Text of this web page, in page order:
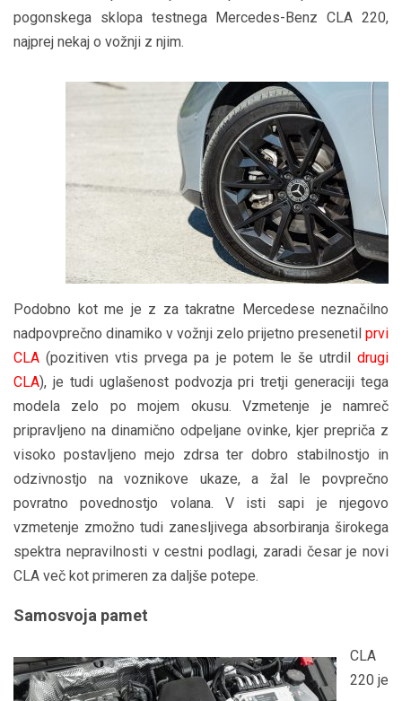
pogonskega sklopa testnega Mercedes-Benz CLA 220,
najprej nekaj o vožnji z njim.
Podobno kot me je z za takratne Mercedese neznačilno
nadpovprečno dinamiko v vožnji zelo prijetno presenetil prvi
CLA (pozitiven vtis prvega pa je potem le še utrdil drugi
CLA), je tudi uglašenost podvozja pri tretji generaciji tega
modela zelo po mojem okusu. Vzmetenje je namreč
pripravljeno na dinamično odpeljane ovinke, kjer prepriča z
visoko postavljeno mejo zdrsa ter dobro stabilnostjo in
odzivnostjo na voznikove ukaze, a žal le povprečno
povratno povednostjo volana. V isti sapi je njegovo
vzmetenje zmožno tudi zanesljivega absorbiranja širokega
spektra nepravilnosti v cestni podlagi, zaradi česar je novi
CLA več kot primeren za daljše potepe.
Samosvoja pamet
CLA
220 je